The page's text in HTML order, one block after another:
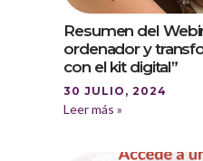
Resumen del
ordenador y
con el kit digital”
30 JULIO, 2024
Leer más »